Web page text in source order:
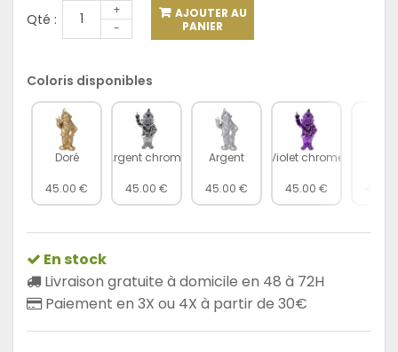
Qté :
+
-
AJOUTER AU
PANIER
Coloris disponibles
Doré
45.00 €
Argent chromé
45.00 €
Argent
45.00 €
Violet chromè
45.00 €
En stock
Livraison gratuite à domicile en 48 à 72H
Paiement en 3X ou 4X à partir de 30€